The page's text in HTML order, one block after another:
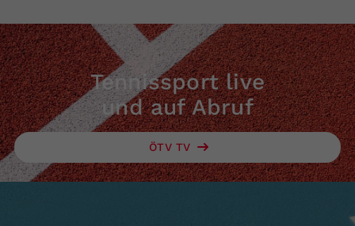
Tennissport live
und auf Abruf
ÖTV TV